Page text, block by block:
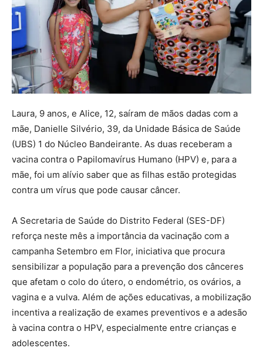
Laura, 9 anos, e Alice, 12, saíram de mãos dadas com a
mãe, Danielle Silvério, 39, da Unidade Básica de Saúde
(UBS) 1 do Núcleo Bandeirante. As duas receberam a
vacina contra o Papilomavírus Humano (HPV) e, para a
mãe, foi um alívio saber que as filhas estão protegidas
contra um vírus que pode causar câncer.
A Secretaria de Saúde do Distrito Federal (SES-DF)
reforça neste mês a importância da vacinação com a
campanha Setembro em Flor, iniciativa que procura
sensibilizar a população para a prevenção dos cânceres
que afetam o colo do útero, o endométrio, os ovários, a
vagina e a vulva. Além de ações educativas, a mobilização
incentiva a realização de exames preventivos e a adesão
à vacina contra o HPV, especialmente entre crianças e
adolescentes.